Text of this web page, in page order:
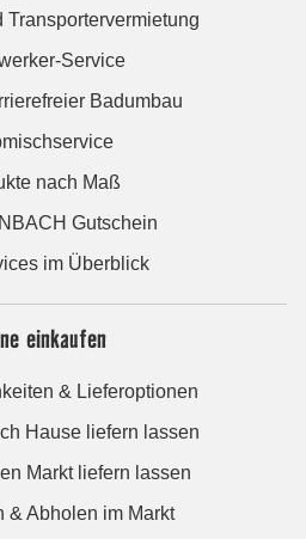
Transportervermietung
Service
Badumbau
nach Maß
Gutschein
im Überblick
einkaufen
& Lieferoptionen
Hause liefern lassen
Markt liefern lassen
& Abholen im Markt